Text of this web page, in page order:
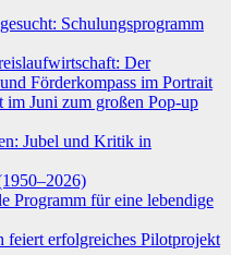
Schulungsprogramm
Der
Förderkompass im Portrait
Juni zum großen Pop-up
Jubel und Kritik in
Programm für eine lebendige
erfolgreiches Pilotprojekt